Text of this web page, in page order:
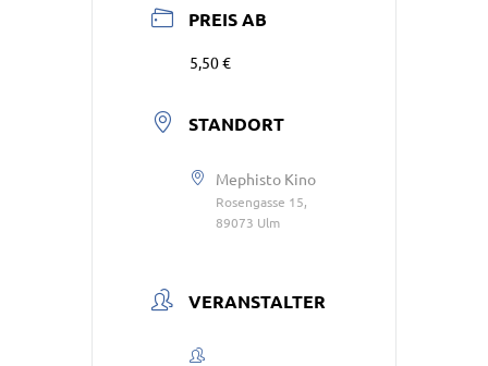
PREIS AB
5,50 €
STANDORT
Mephisto Kino
Rosengasse 15,
89073 Ulm
VERANSTALTER